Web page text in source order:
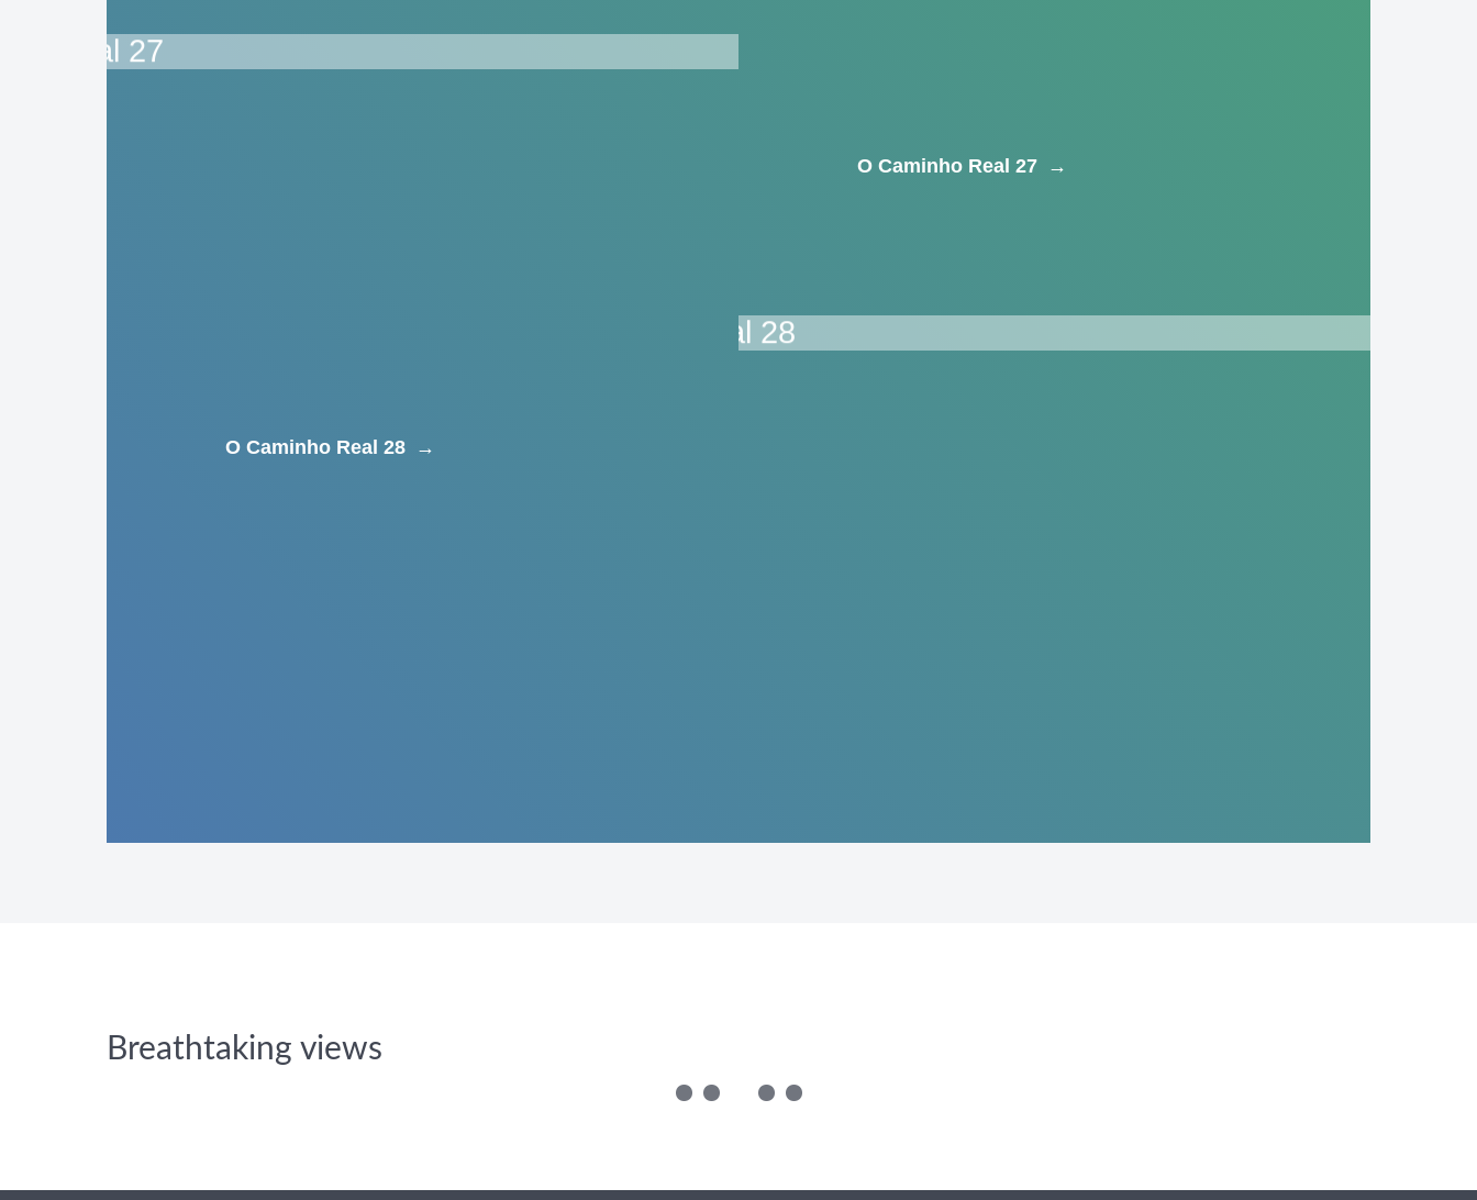
O Caminho Real 27 →
O Caminho Real 28 →
Breathtaking views